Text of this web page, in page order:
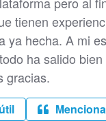
tienen
ya hecha. A mi
ha salido
gracias.